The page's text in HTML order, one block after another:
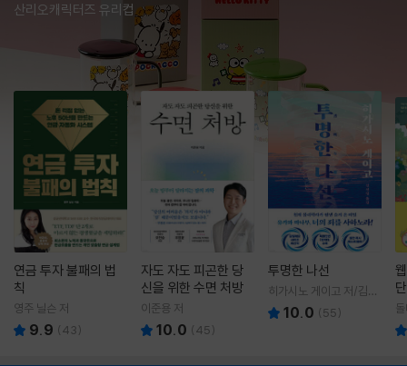
산리오캐릭터즈 유리컵
연금 투자 불패의 법
칙
영주 닐슨 저
9.9 (43)
자도 자도 피곤한 당
신을 위한 수면 처방
이준용 저
10.0 (45)
투명한 나선
히가시노 게이고 저/김선
영 역10.0 (55)